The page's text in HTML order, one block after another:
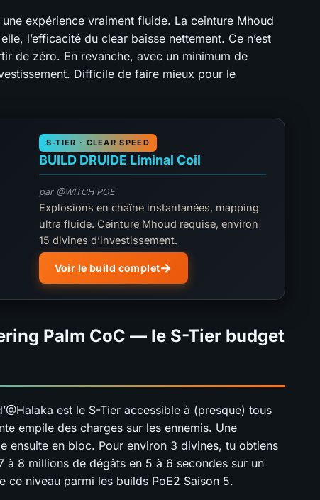
expérience vraiment fluide. La ceinture Mhoud
l’efficacité du clear baisse nettement. Ce n’est
de zéro. En revanche, avec un minimum de
Difficile de faire mieux pour le
S-TIER · CLEAR SPEED
BUILD DRUIDE Liminal Coil
par @WITCH POE
Explosions en chaîne instantanées, mapping
ultra fluide. Ceinture Mhoud requise, environ
15 divines d’investissement.
Voir le build complet
Palm CoC — le S-Tier budget
est le S-Tier accessible à (presque) tous
empile des charges sur les ennemis. Une
ensuite en bloc. Pour environ 3 divines, tu obtiens
à 8 millions de dégâts en 5 à 6 secondes sur un
ce niveau parmi les builds PoE2 Saison 5.